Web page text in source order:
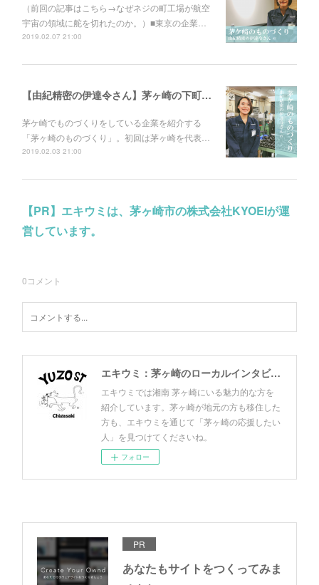
（前回の記事はこちら→なぜネジの町工場が航空
宇宙の領域に舵を切れたのか。）■東京の企業…
2019.02.07 21:00
【由紀精密の伊達令さん】茅ヶ崎の下町ロケット。皇太子殿下がご視察された町工場のものづくり。
茅ケ崎でものづくりをしている企業を紹介する
「茅ヶ崎のものづくり」。初回は茅ヶ崎を代表…
2019.02.03 21:00
【PR】エキウミは、茅ヶ崎市の株式会社KYOEIが運
営しています。
0コメント
エキウミ：茅ヶ崎のローカルインタビューメディア
エキウミでは湘南 茅ヶ崎にいる魅力的な方を
紹介しています。茅ヶ崎が地元の方も移住した
方も、エキウミを通じて「茅ヶ崎の応援したい
人」を見つけてくださいね。
フォロー
PR
あなたもサイトをつくってみま